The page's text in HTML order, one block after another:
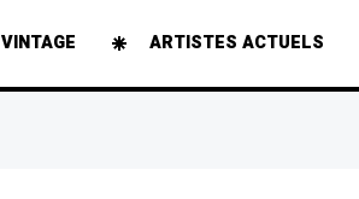
VINTAGE ARTISTES ACTUELS